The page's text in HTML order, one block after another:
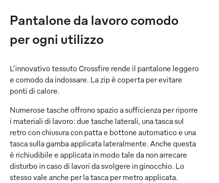
Pantalone da lavoro comodo
per ogni utilizzo
L’innovativo tessuto Crossfire rende il pantalone leggero
e comodo da indossare. La zip è coperta per evitare
ponti di calore.
Numerose tasche offrono spazio a sufficienza per riporre
i materiali di lavoro: due tasche laterali, una tasca sul
retro con chiusura con patta e bottone automatico e una
tasca sulla gamba applicata lateralmente. Anche questa
è richiudibile e applicata in modo tale da non arrecare
disturbo in caso di lavori da svolgere in ginocchio. Lo
stesso vale anche per la tasca per metro applicata.